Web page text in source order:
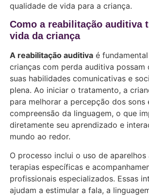
qualidade de vida para a criança.
Como a reabilitação auditiva
vida da criança
A reabilitação auditiva é
crianças com perda auditiva possam
suas habilidades comunicativas e
plena. Ao iniciar o tratamento, a
para melhorar a percepção dos sons
compreensão da linguagem, o que
diretamente seu aprendizado e
mundo ao redor.
O processo inclui o uso de aparelhos
terapias específicas e
profissionais especializados. Essas
ajudam a estimular a fala, a